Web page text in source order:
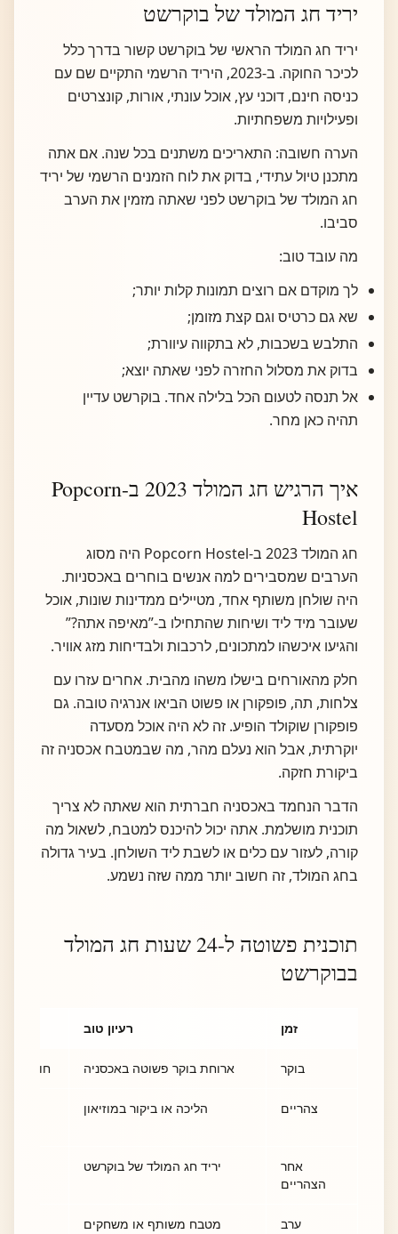
יריד חג המולד של בוקרשט
יריד חג המולד הראשי של בוקרשט קשור בדרך כלל
לכיכר החוקה. ב-2023, היריד הרשמי התקיים שם עם
כניסה חינם, דוכני עץ, אוכל עונתי, אורות, קונצרטים
ופעילויות משפחתיות.
הערה חשובה: התאריכים משתנים בכל שנה. אם אתה
מתכנן טיול עתידי, בדוק את לוח הזמנים הרשמי של יריד
חג המולד של בוקרשט לפני שאתה מזמין את הערב
סביבו.
מה עובד טוב:
לך מוקדם אם רוצים תמונות קלות יותר;
שא גם כרטיס וגם קצת מזומן;
התלבש בשכבות, לא בתקווה עיוורת;
בדוק את מסלול החזרה לפני שאתה יוצא;
אל תנסה לטעום הכל בלילה אחד. בוקרשט עדיין
תהיה כאן מחר.
איך הרגיש חג המולד 2023 ב-Popcorn
Hostel
חג המולד 2023 ב-Popcorn Hostel היה מסוג
הערבים שמסבירים למה אנשים בוחרים באכסניות.
היה שולחן משותף אחד, מטיילים ממדינות שונות, אוכל
שעובר מיד ליד ושיחות שהתחילו ב-”מאיפה אתה?”
והגיעו איכשהו למתכונים, לרכבות ולבדיחות מזג אוויר.
חלק מהאורחים בישלו משהו מהבית. אחרים עזרו עם
צלחות, תה, פופקורן או פשוט הביאו אנרגיה טובה. גם
פופקורן שוקולד הופיע. זה לא היה אוכל מסעדה
יוקרתית, אבל הוא נעלם מהר, מה שבמטבח אכסניה זה
ביקורת חזקה.
הדבר הנחמד באכסניה חברתית הוא שאתה לא צריך
תוכנית מושלמת. אתה יכול להיכנס למטבח, לשאול מה
קורה, לעזור עם כלים או לשבת ליד השולחן. בעיר גדולה
בחג המולד, זה חשוב יותר ממה שזה נשמע.
תוכנית פשוטה ל-24 שעות חג המולד
בבוקרשט
זמן רעיון טוב
בוקר ארוחת בוקר פשוטה באכסניה חוסך
צהריים הליכה או ביקור במוזיאון
אחר
הצהריים
יריד חג המולד של בוקרשט
ערב
מטבח משותף או משחקים